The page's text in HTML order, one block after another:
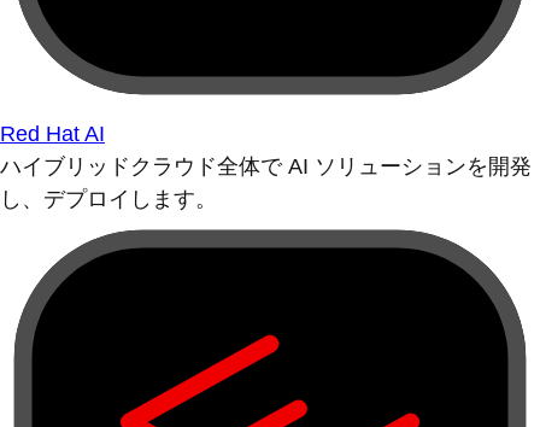
Red Hat AI
ハイブリッドクラウド全体で AI ソリューションを開発
し、デプロイします。